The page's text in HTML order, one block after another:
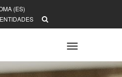
(ES)
Toggle
navigation